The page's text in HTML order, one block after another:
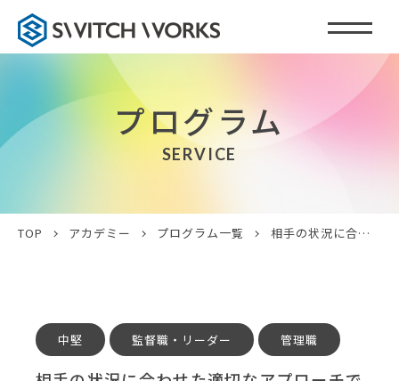
プログラム
SERVICE
TOP アカデミー プログラム一覧 相手の状況に合わせた適切なアプローチで成果を生み出す、 部下の成長とパフォーマンスを最大限に引き出す方法
中堅 監督職・リーダー 管理職